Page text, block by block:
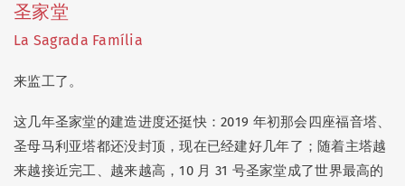
圣家堂
La Sagrada Família
来监工了。
这几年圣家堂的建造进度还挺快：2019 年初那会四座福音塔、
圣母马利亚塔都还没封顶，现在已经建好几年了；随着主塔越
来越接近完工、越来越高，10 月 31 号圣家堂成了世界最高的
🍚 饭否合集
🖌️ 更新记录